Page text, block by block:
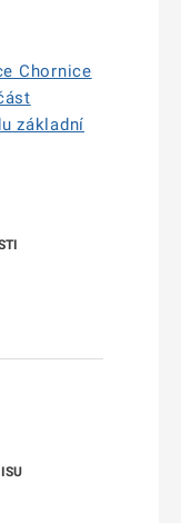
Chornice
základní